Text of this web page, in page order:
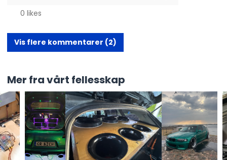
0 likes
Vis flere kommentarer (2)
Mer fra vårt fellesskap